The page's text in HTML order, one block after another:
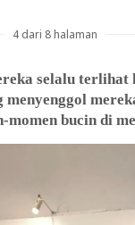
4 dari 8 halaman
selalu terlihat
momen bucin di